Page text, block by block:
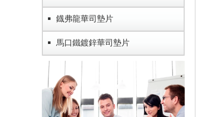
鐡弗龍華司墊片
馬口鐵鍍鋅華司墊片